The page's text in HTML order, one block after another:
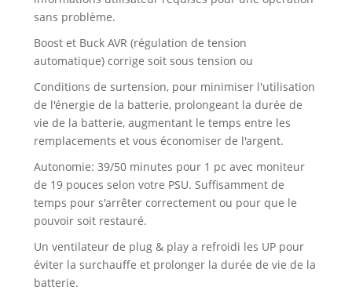
sans problème.
Boost et Buck AVR (régulation de tension
automatique) corrige soit sous tension ou
Conditions de surtension, pour minimiser l'utilisation
de l'énergie de la batterie, prolongeant la durée de
vie de la batterie, augmentant le temps entre les
remplacements et vous économiser de l'argent.
Autonomie: 39/50 minutes pour 1 pc avec moniteur
de 19 pouces selon votre PSU. Suffisamment de
temps pour s'arrêter correctement ou pour que le
pouvoir soit restauré.
Un ventilateur de plug & play a refroidi les UP pour
éviter la surchauffe et prolonger la durée de vie de la
batterie.